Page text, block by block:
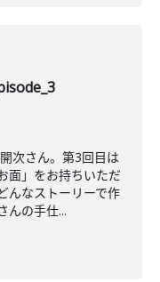
次さん。第3回目は
面」をお持ちいただ
んなストーリーで作
んの手仕...